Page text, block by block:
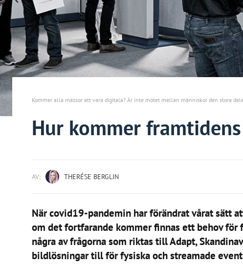
Kommer alla mässor att vara digitala? Är inte mötet mellan människor den stora
Hur kommer
AV: THERÉSE BERGLIN
När covid19-pandemin har förändrat vårat sätt
om det fortfarande kommer finnas ett behov för
några av frågorna som riktas till Adapt,
bildlösningar till för fysiska och streamade